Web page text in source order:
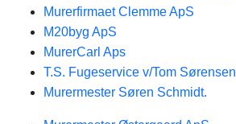
Murerfirmaet Clemme ApS
M20byg ApS
MurerCarl Aps
T.S. Fugeservice v/Tom Sørensen
Murermester Søren Schmidt.